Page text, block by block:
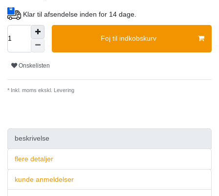
Klar til afsendelse inden for 14 dage.
Foj til indkobskurv
Onskelisten
* Inkl. moms ekskl. Levering
beskrivelse
flere detaljer
kunde anmeldelser